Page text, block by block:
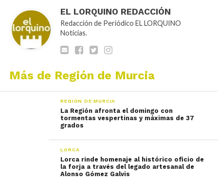
EL LORQUINO REDACCIÓN
Redacción de Periódico EL LORQUINO
Noticias.
Más de Región de Murcia
REGIÓN DE MURCIA
La Región afronta el domingo con
tormentas vespertinas y máximas de 37
grados
LORCA
Lorca rinde homenaje al histórico oficio de
la forja a través del legado artesanal de
Alonso Gómez Galvis